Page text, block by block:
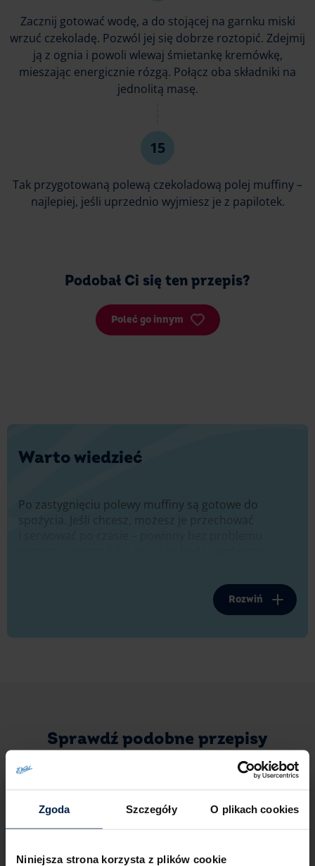
Zgoda Szczegóły O plikach cookies
Niniejsza strona korzysta z plików cookie
Zacznij gotować wodę, a do stojącej na garnku miski
wrzuć czekoladę. Pozwól jej się dobrze roztopić. Zdejmij
ją z ognia i powoli wlewaj śmietankę kremówkę,
mieszając energicznie rózgą. Połącz oba składniki na
jednolitą masę.
Tak przygotowaną polewą czekoladową polej muffiny –
najlepiej, jeśli uprzednio wyjmiesz je z papilotek.
Podobał Ci się ten przepis?
Poleć go innym
Warto wiedzieć
Po zastygnięciu polewy muffiny są gotowe do
spożycia. Jeśli chcesz, możesz je przechować
Jak widać, aby przygotować kokosowe muffiny
z polewą z czekolady gorzkiej klasycznej 64%
Jak możesz zmodyfikować przepis na kokosowe
muffiny z polewą czekoladową?
Masz ochotę trochę poeksperymentować? A może
Rozwiń
Sprawdź podobne przepisy